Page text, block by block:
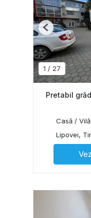
1 / 27
Previous
Pretabil
Casă /
Lipovei,